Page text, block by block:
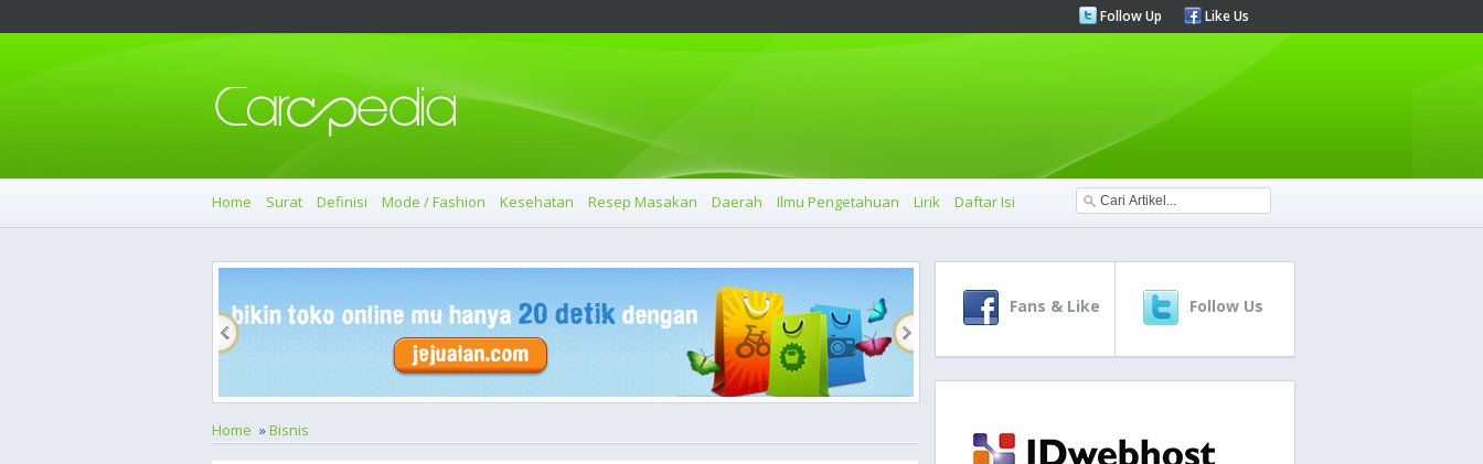
Follow Up Like Us
Home Surat Definisi Mode / Fashion Kesehatan Resep Masakan Daerah Ilmu Pengetahuan Lirik Daftar Isi
Home »Bisnis
Fans & Like Follow Us